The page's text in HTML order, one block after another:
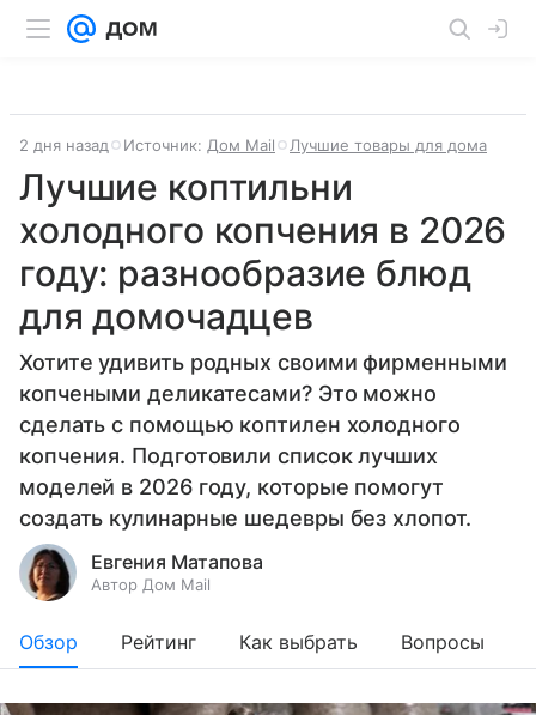
2 дня назад Источник: Дом Mail Лучшие товары для дома
Лучшие коптильни
холодного копчения в 2026
году: разнообразие блюд
для домочадцев
Хотите удивить родных своими фирменными
копчеными деликатесами? Это можно
сделать с помощью коптилен холодного
копчения. Подготовили список лучших
моделей в 2026 году, которые помогут
создать кулинарные шедевры без хлопот.
Евгения Матапова
Автор Дом Mail
Обзор Рейтинг Как выбрать Вопросы